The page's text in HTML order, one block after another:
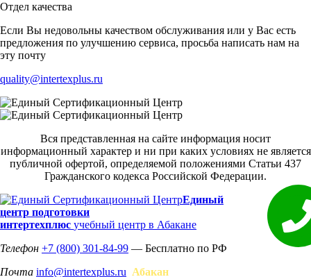
Отдел качества
Если Вы недовольны качеством обслуживания или у Вас есть
предложения по улучшению сервиса, просьба написать нам на
эту почту
quality@intertexplus.ru
Вся представленная на сайте информация носит
информационный характер и ни при каких условиях не является
публичной офертой, определяемой положениями Статьи 437
Гражданского кодекса Российской Федерации.
Единый
центр подготовки
интертехплюс учебный центр в Абакане
Телефон +7 (800) 301-84-99 — Бесплатно по РФ
Почта info@intertexplus.ru Абакан